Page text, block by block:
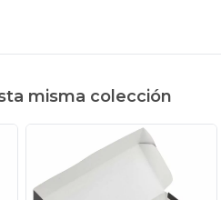
misma colección